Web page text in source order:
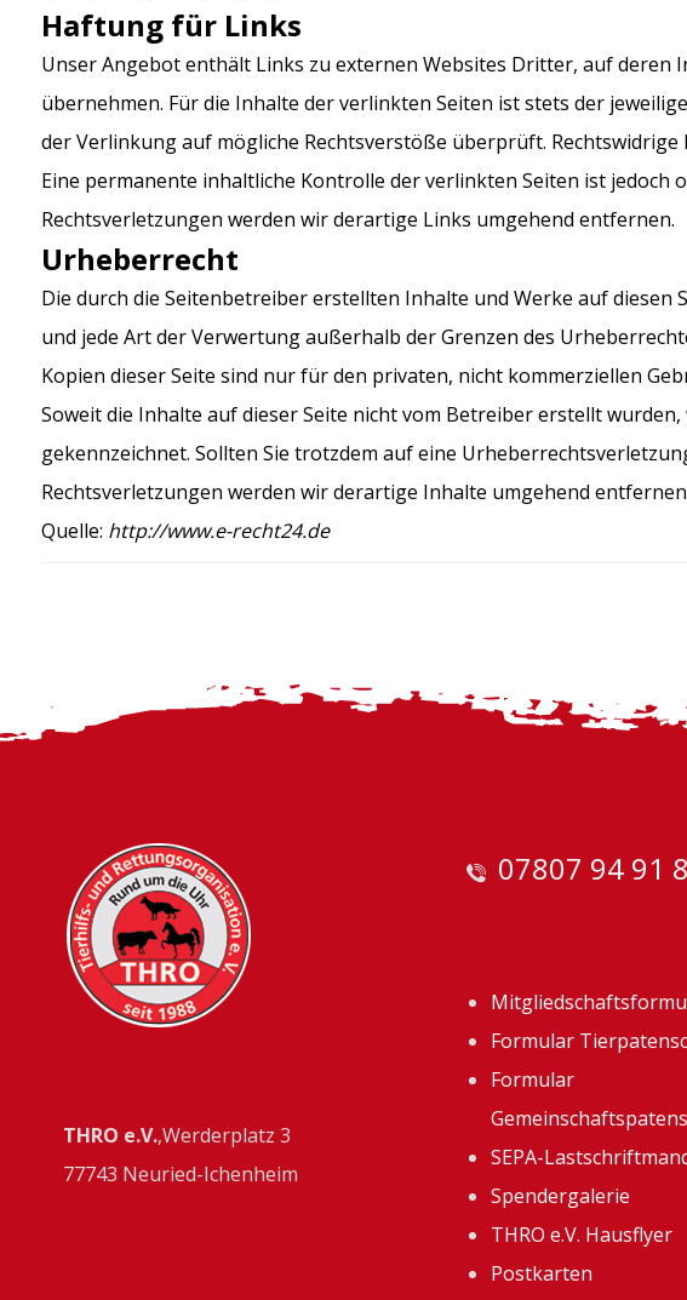
Haftung für Links
Unser Angebot enthält Links zu externen Websites Dritter, auf deren
übernehmen. Für die Inhalte der verlinkten Seiten ist stets der
der Verlinkung auf mögliche Rechtsverstöße überprüft.
Eine permanente inhaltliche Kontrolle der verlinkten Seiten ist
Rechtsverletzungen werden wir derartige Links umgehend entfernen.
Urheberrecht
Die durch die Seitenbetreiber erstellten Inhalte und Werke auf
und jede Art der Verwertung außerhalb der Grenzen des
Kopien dieser Seite sind nur für den privaten, nicht kommerziellen
Soweit die Inhalte auf dieser Seite nicht vom Betreiber erstellt
gekennzeichnet. Sollten Sie trotzdem auf eine
Rechtsverletzungen werden wir derartige Inhalte umgehend
Quelle: http://www.e-recht24.de
THRO e.V.,Werderplatz 3
77743 Neuried-Ichenheim
07807 94 91
Formular
Formular
SEPA-
Spendergalerie
THRO e.V. Hausflyer
Postkarten